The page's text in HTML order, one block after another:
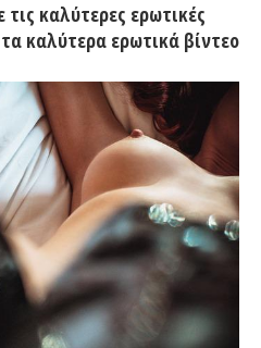
καλύτερες ερωτικές
καλύτερα ερωτικά βίντεο